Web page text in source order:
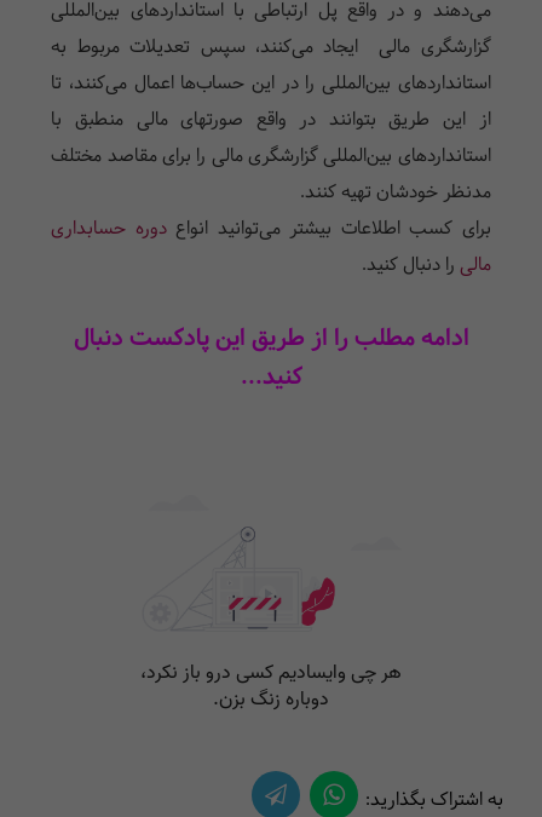
می‌دهند و در واقع پل ارتباطی با استانداردهای بین‌المللی
گزارشگری مالی ایجاد می‌کنند، سپس تعدیلات مربوط به
استانداردهای بین‌المللی را در این حساب‌ها اعمال می‌کنند، تا
از این طریق بتوانند در واقع صورتهای مالی منطبق با
استانداردهای بین‌المللی گزارشگری مالی را برای مقاصد مختلف
مدنظر خودشان تهیه کنند.
برای کسب اطلاعات بیشتر می‌توانید انواعدوره حسابداری
مالی را دنبال کنید.
ادامه مطلب را از طریق این پادکست دنبال
کنید...
به اشتراک بگذارید: